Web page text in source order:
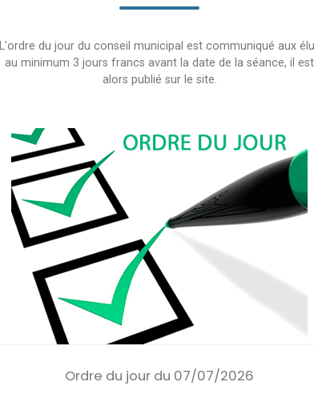
L'ordre du jour du conseil municipal est communiqué aux
au minimum 3 jours francs avant la date de la séance, il est
alors publié sur le site.
Ordre du jour du 07/07/2026